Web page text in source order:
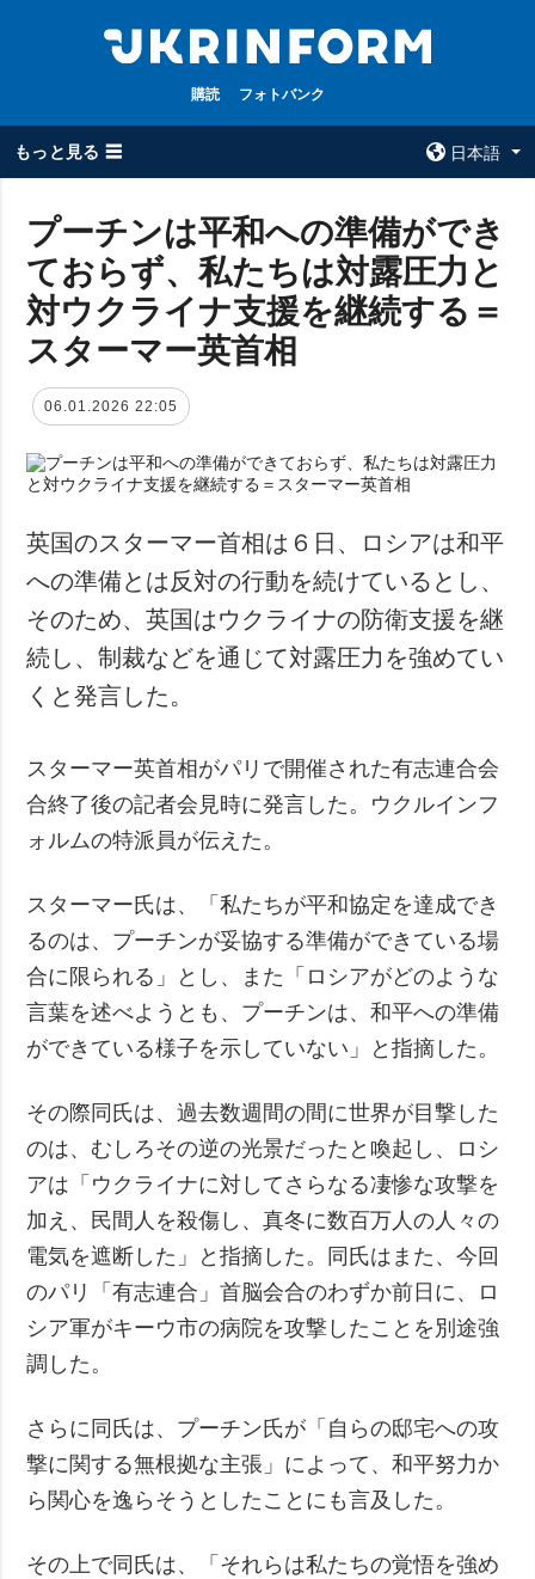
購読 フォトバンク
もっと見る ☰
日本語
全てのトピック
戦争
被占領地
経済・復興
防衛
社会・文化
スポーツ
犯罪
事故・緊急事態
ウクルインフォ
ルム
ウクルインフォル
追加
特集
写真
動画
サービス
プーチンは平和への準備ができ
ておらず、私たちは対露圧力と
対ウクライナ支援を継続する＝
スターマー英首相
06.01.2026 22:05
英国のスターマー首相は６日、ロシアは和平
への準備とは反対の行動を続けているとし、
そのため、英国はウクライナの防衛支援を継
続し、制裁などを通じて対露圧力を強めてい
くと発言した。
スターマー英首相がパリで開催された有志連合会
合終了後の記者会見時に発言した。ウクルインフ
ォルムの特派員が伝えた。
スターマー氏は、「私たちが平和協定を達成でき
るのは、プーチンが妥協する準備ができている場
合に限られる」とし、また「ロシアがどのような
言葉を述べようとも、プーチンは、和平への準備
ができている様子を示していない」と指摘した。
その際同氏は、過去数週間の間に世界が目撃した
のは、むしろその逆の光景だったと喚起し、ロシ
アは「ウクライナに対してさらなる凄惨な攻撃を
加え、民間人を殺傷し、真冬に数百万人の人々の
電気を遮断した」と指摘した。同氏はまた、今回
のパリ「有志連合」首脳会合のわずか前日に、ロ
シア軍がキーウ市の病院を攻撃したことを別途強
調した。
さらに同氏は、プーチン氏が「自らの邸宅への攻
撃に関する無根拠な主張」によって、和平努力か
ら関心を逸らそうとしたことにも言及した。
その上で同氏は、「それらは私たちの覚悟を強め